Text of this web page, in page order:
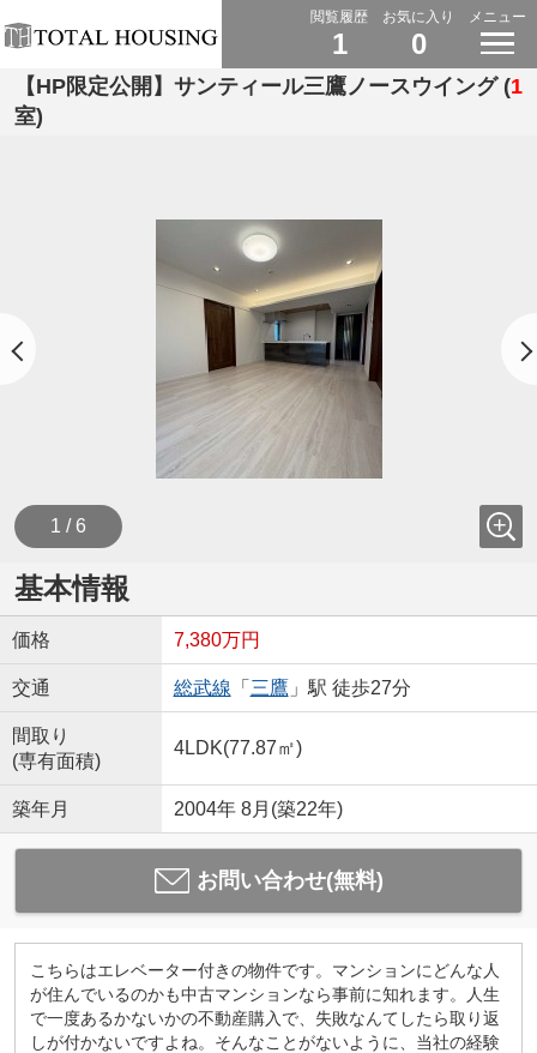
閲覧履歴
1
お気に入り
0
メニュー
【HP限定公開】サンティール三鷹ノースウイング (1
室)
1 / 6
基本情報
価格 7,380万円
交通 総武線 「 三鷹 」駅 徒歩27分
間取り
(専有面積)
4LDK(77.87㎡)
築年月 2004年 8月(築22年)
お問い合わせ(無料)
こちらはエレベーター付きの物件です。マンションにどんな人
が住んでいるのかも中古マンションなら事前に知れます。人生
で一度あるかないかの不動産購入で、失敗なんてしたら取り返
しが付かないですよね。そんなことがないように、当社の経験